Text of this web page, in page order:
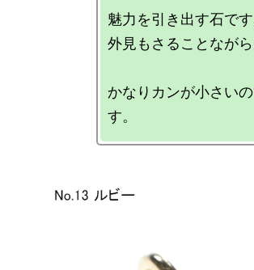
魅力を引き出す石です
外見もさることなが
かなりカンが小さい